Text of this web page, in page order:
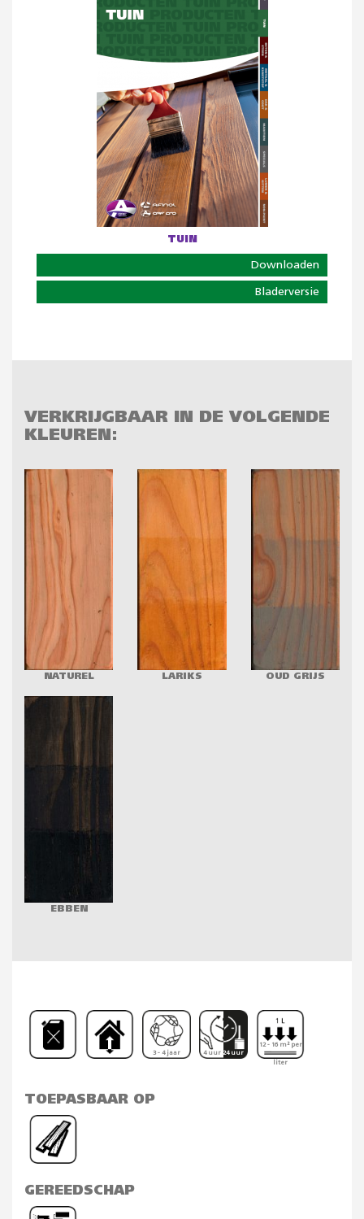
TUIN
Downloaden
Bladerversie
VERKRIJGBAAR IN DE VOLGENDE
KLEUREN:
NATUREL LARIKS OUD GRIJS
EBBEN
3 - 4 jaar 4 uur 24 uur
12 - 16 m² per
liter
TOEPASBAAR OP
GEREEDSCHAP